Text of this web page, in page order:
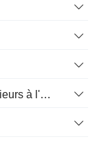
Pensions et autres avantages postérieurs à l'emploi